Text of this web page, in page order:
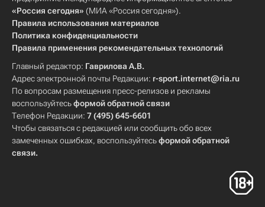
«Россия сегодня» (МИА «Россия сегодня»).
Правила использования материалов
Политика конфиденциальности
Правила применения рекомендательных технологий
Главный редактор: Гаврилова А.В.
Адрес электронной почты Редакции: r-sport.internet@ria.ru
По вопросам размещения пресс-релизов и рекламы
воспользуйтесьформой обратной связи
Телефон Редакции: 7 (495) 645-6601
Чтобы связаться с редакцией или сообщить обо всех
замеченных ошибках, воспользуйтесьформой обратной
связи.